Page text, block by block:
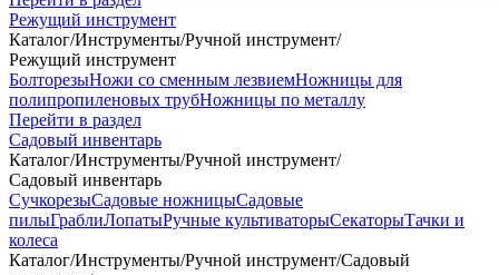
Режущий инструмент
Каталог/Инструменты/Ручной инструмент/
Режущий инструмент
БолторезыНожи со сменным лезвиемНожницы для
полипропиленовых трубНожницы по металлу
Перейти в раздел
Садовый инвентарь
Каталог/Инструменты/Ручной инструмент/
Садовый инвентарь
СучкорезыСадовые ножницыСадовые
пилыГраблиЛопатыРучные культиваторыСекаторыТачки и
колеса
Каталог/Инструменты/Ручной инструмент/Садовый